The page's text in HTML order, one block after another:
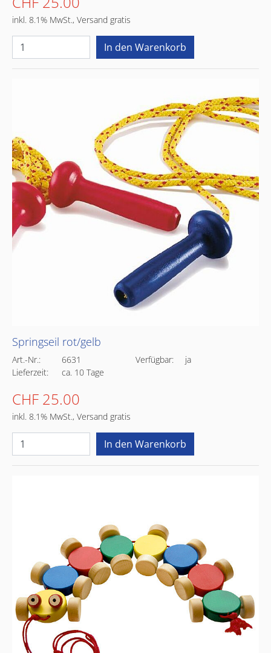
inkl. 8.1% MwSt., Versand gratis
Springseil rot/gelb
Art.-Nr.: 6631 Verfügbar:
ja
Lieferzeit:
ca. 10 Tage
CHF 25.00
inkl. 8.1% MwSt., Versand gratis